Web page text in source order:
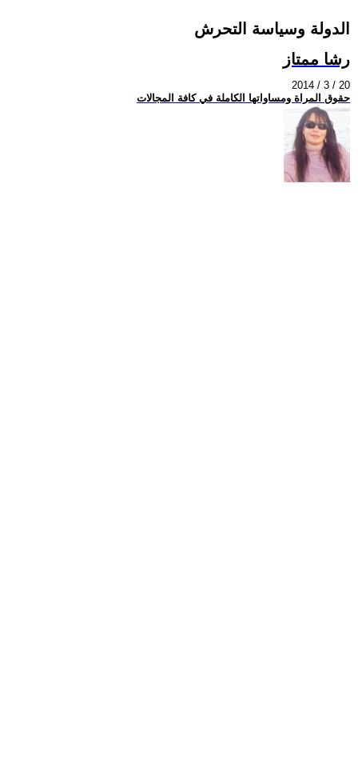
الدولة وسياسة التحرش
رشا ممتاز
2014 / 3 / 20
حقوق المراة ومساواتها الكاملة في كافة المجالات